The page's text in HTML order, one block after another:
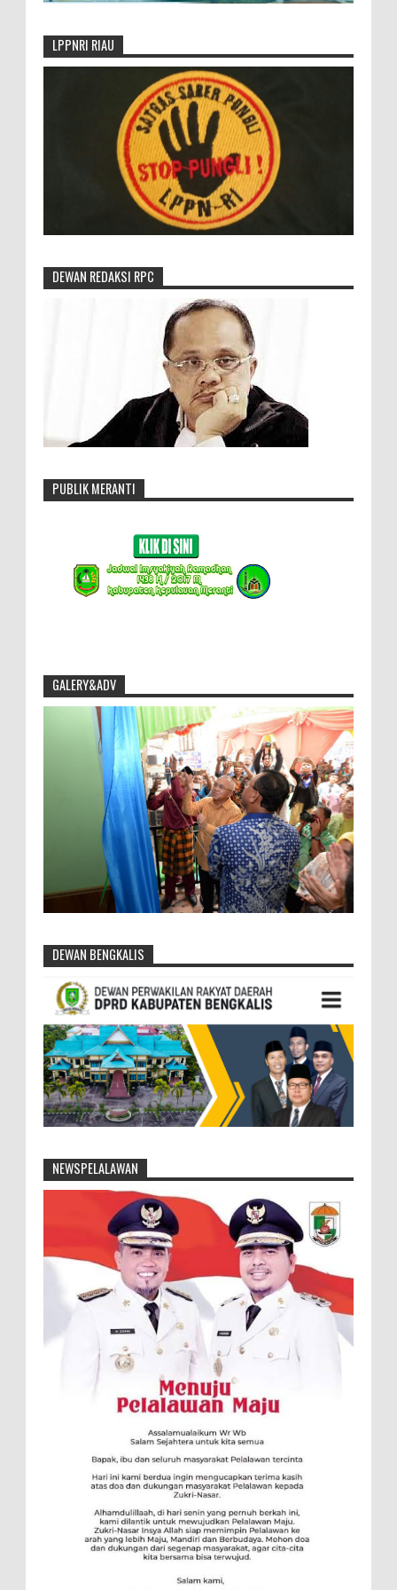
LPPNRI RIAU
DEWAN REDAKSI RPC
PUBLIK MERANTI
GALERY&ADV
DEWAN BENGKALIS
NEWSPELALAWAN